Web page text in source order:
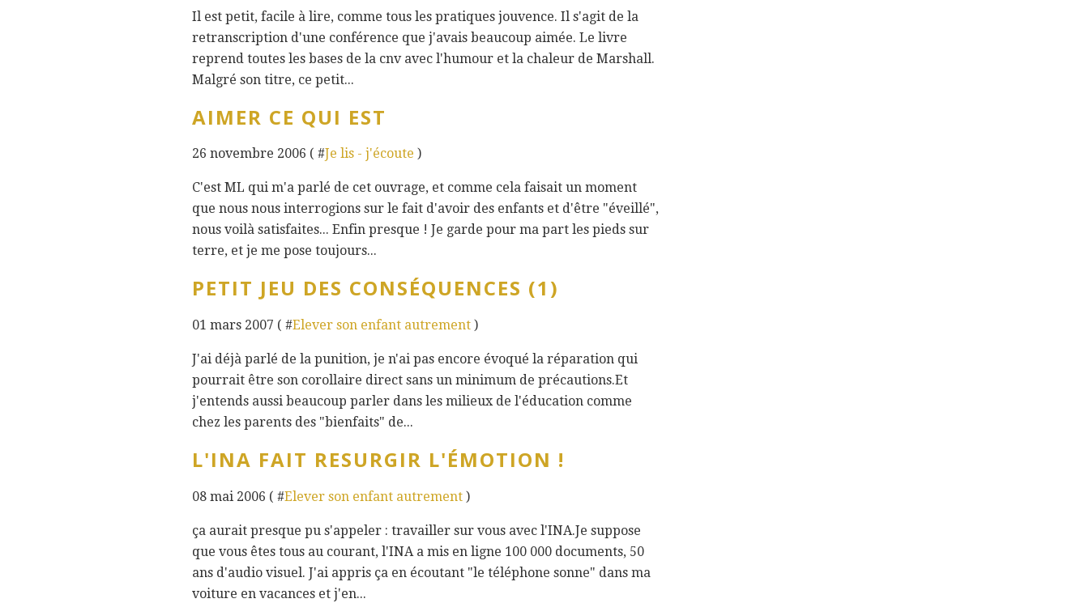
Il est petit, facile à lire, comme tous les pratiques jouvence. Il s'agit de la
retranscription d'une conférence que j'avais beaucoup aimée. Le livre
reprend toutes les bases de la cnv avec l'humour et la chaleur de Marshall.
Malgré son titre, ce petit...
AIMER CE QUI EST
26 novembre 2006 ( #Je lis - j'écoute )
C'est ML qui m'a parlé de cet ouvrage, et comme cela faisait un moment
que nous nous interrogions sur le fait d'avoir des enfants et d'être "éveillé",
nous voilà satisfaites... Enfin presque ! Je garde pour ma part les pieds sur
terre, et je me pose toujours...
PETIT JEU DES CONSÉQUENCES (1)
01 mars 2007 ( #Elever son enfant autrement )
J'ai déjà parlé de la punition, je n'ai pas encore évoqué la réparation qui
pourrait être son corollaire direct sans un minimum de précautions.Et
j'entends aussi beaucoup parler dans les milieux de l'éducation comme
chez les parents des "bienfaits" de...
L'INA FAIT RESURGIR L'ÉMOTION !
08 mai 2006 ( #Elever son enfant autrement )
ça aurait presque pu s'appeler : travailler sur vous avec l'INA.Je suppose
que vous êtes tous au courant, l'INA a mis en ligne 100 000 documents, 50
ans d'audio visuel. J'ai appris ça en écoutant "le téléphone sonne" dans ma
voiture en vacances et j'en...